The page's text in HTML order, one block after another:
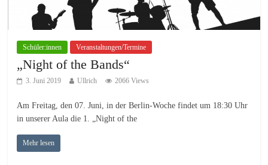
Schüler:innen Veranstaltungen/Termine
„Night of the Bands“
3. Juni 2019 Ullrich 2066 Views
Am Freitag, den 07. Juni, in der Berlin-Woche findet um 18:30 Uhr
in unserer Aula die 1. „Night of the
Mehr lesen